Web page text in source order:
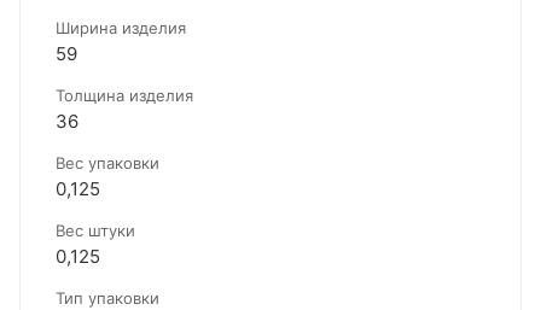
Ширина изделия
59
Толщина изделия
36
Вес упаковки
0,125
Вес штуки
0,125
Тип упаковки